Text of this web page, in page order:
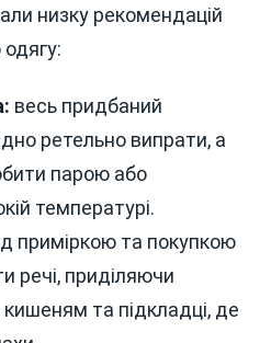
низку рекомендацій
весь придбаний
ретельно випрати, а
парою або
температурі.
приміркою та покупкою
речі, приділяючи
та підкладці, де